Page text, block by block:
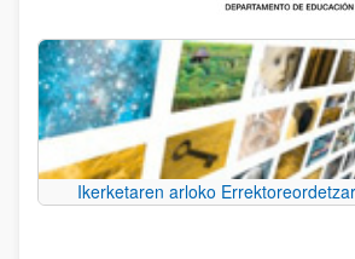
Ikerketaren arloko